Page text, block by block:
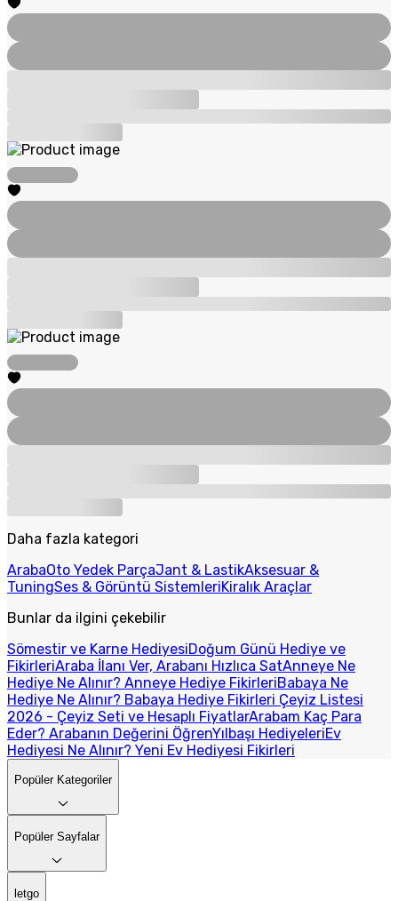
Daha fazla kategori
ArabaOto Yedek ParçaJant & LastikAksesuar &
TuningSes & Görüntü SistemleriKiralık Araçlar
Bunlar da ilgini çekebilir
Sömestir ve Karne HediyesiDoğum Günü Hediye ve
FikirleriAraba İlanı Ver, Arabanı Hızlıca SatAnneye Ne
Hediye Ne Alınır? Anneye Hediye FikirleriBabaya Ne
Hediye Ne Alınır? Babaya Hediye Fikirleri Çeyiz Listesi
2026 - Çeyiz Seti ve Hesaplı FiyatlarArabam Kaç Para
Eder? Arabanın Değerini ÖğrenYılbaşı HediyeleriEv
Hediyesi Ne Alınır? Yeni Ev Hediyesi Fikirleri
Popüler Kategoriler
Popüler Sayfalar
letgo